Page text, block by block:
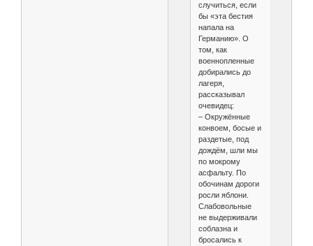
случиться, если
бы «эта бестия
напала на
Германию». О
том, как
военнопленные
добирались до
лагеря,
рассказывал
очевидец:
– Окружённые
конвоем, босые и
раздетые, под
дождём, шли мы
по мокрому
асфальту. По
обочинам дороги
росли яблони.
Слабовольные
не выдерживали
соблазна и
бросались к